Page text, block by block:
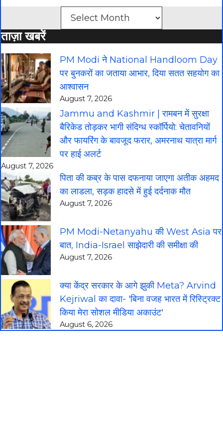
ताज़ा खबरें
PM Modi ने National Handloom Day
पर बुनकरों का जताया आभार, दिया सतत सहयोग का
आश्वासन
August 7, 2026
Jammu and Kashmir | रामबन में सुरक्षा
बैरिकेड तोड़कर भागी संदिग्ध स्कॉर्पियो: चेतावनियों
और फायरिंग के बावजूद फरार, अमरनाथ यात्रा मार्ग
पर हाई अलर्ट
August 7, 2026
पिता की कब्र के पास दफनाया जाएगा अतीक अहमद
का लाडला, सड़क हादसे में हुई दर्दनाक मौत
August 7, 2026
PM Modi-Netanyahu की West Asia पर
बात, India-Israel साझेदारी की समीक्षा की
August 7, 2026
क्या केंद्र सरकार के आगे झुकी Meta? Arvind
Kejriwal का दावा- 'बिना वजह भारत में रिस्ट्रिक्ट
किया मेरा सोशल मीडिया अकाउंट'
August 6, 2026